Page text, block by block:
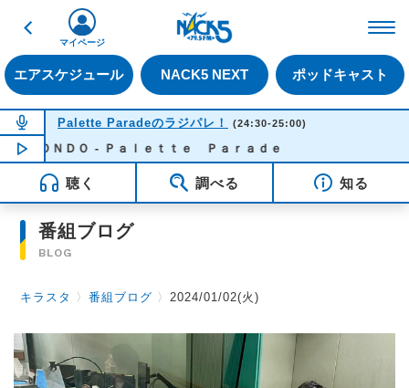
戻る
エアスケジュール NACK5 NEXT ポッドキャスト
マイページ
NOW ON AIR
Palette Paradeのラジパレ！ (24:30-25:00)
NOW PLAYING 00:53
ＮＤＯ - Ｐａｌｅｔｔｅ Ｐａｒａｄｅ
聴く 調べる 知る
番組ブログ
BLOG
キラスタ 〉番組ブログ 〉2024/01/02(火)